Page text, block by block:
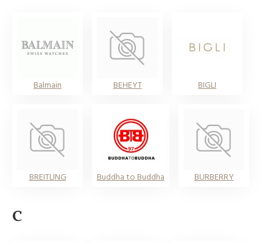
Balmain BEHEYT BIGLI
BREITLING Buddha to Buddha BURBERRY
C